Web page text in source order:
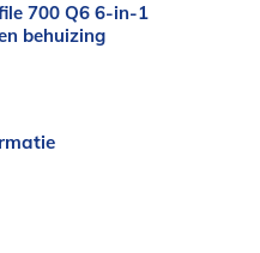
700 Q6 6-in-1
behuizing